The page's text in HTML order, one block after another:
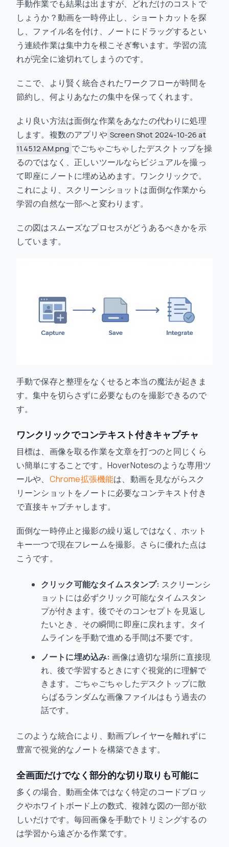
手動作業でも結果は出ますが、どれだけのコストで
しょうか？動画を一時停止し、ショートカットを探
し、ファイル名を付け、ノートにドラッグするとい
う連続作業は集中力を根こそぎ奪います。学習の流
れが完全に途切れてしまうのです。
ここで、より賢く統合されたワークフローが時間を
節約し、何よりあなたの集中を保ってくれます。
より良い方法は面倒な作業をあなたの代わりに処理
します。複数のアプリや Screen Shot 2024-10-26 at
11.45.12 AM.png でごちゃごちゃしたデスクトップを操
るのではなく、正しいツールならビジュアルを撮っ
て即座にノートに埋め込めます。ワンクリックで。
これにより、スクリーンショットは面倒な作業から
学習の自然な一部へと変わります。
この図はスムーズなプロセスがどうあるべきかを示
しています。
手動で保存と整理をなくせると本当の魔法が起きま
す。集中を切らさずに必要なものを撮影できるので
す。
ワンクリックでコンテキスト付きキャプチャ
目標は、画像を取る作業を文章を打つのと同じくら
い簡単にすることです。HoverNotesのような専用ツ
ールや、 Chrome拡張機能は、動画を見ながらスク
リーンショットをノートに必要なコンテキスト付き
で直接キャプチャします。
面倒な一時停止と撮影の繰り返しではなく、ホット
キー一つで現在フレームを撮影。さらに優れた点は
こうです。
クリック可能なタイムスタンプ: スクリーンシ
ョットには必ずクリック可能なタイムスタン
プが付きます。後でそのコンセプトを見返し
たいとき、その瞬間に即座に戻れます。タイ
ムラインを手動で進める手間は不要です。
ノートに埋め込み: 画像は適切な場所に直接現
れ、後で学習するときにすぐ視覚的に理解で
きます。ごちゃごちゃしたデスクトップに散
らばるランダムな画像ファイルはもう過去の
話です。
このような統合により、動画プレイヤーを離れずに
豊富で視覚的なノートを構築できます。
全画面だけでなく部分的な切り取りも可能に
多くの場合、動画全体ではなく特定のコードブロッ
クやホワイトボード上の数式、複雑な図の一部が欲
しいだけです。毎回画像を手動でトリミングするの
は学習から遠ざかる作業です。